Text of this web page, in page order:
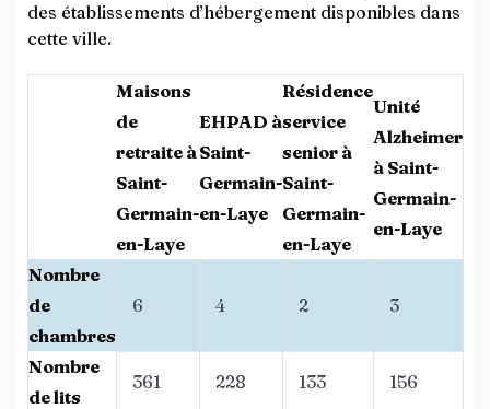
des établissements d’hébergement disponibles dans
cette ville.
Maisons
de
retraite à
Saint-
Germain-
en-Laye
EHPAD à
Saint-
Germain-
en-Laye
Résidence
service
senior à
Saint-
Germain-
en-Laye
Unité
Alzheimer
à Saint-
Germain-
en-Laye
Nombre
de
chambres
6 4 2 3
Nombre
de lits
361 228 133 156